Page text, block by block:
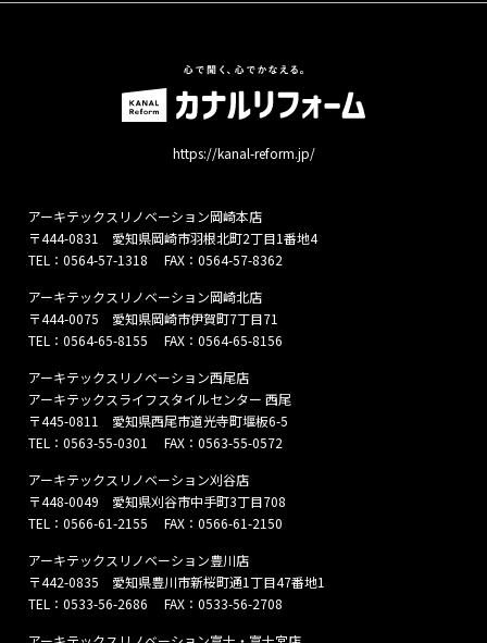
https://kanal-reform.jp/
アーキテックスリノベーション岡崎本店
〒444-0831 愛知県岡崎市羽根北町2丁目1番地4
TEL： 0564-57-1318 FAX：0564-57-8362
アーキテックスリノベーション岡崎北店
〒444-0075 愛知県岡崎市伊賀町7丁目71
TEL： 0564-65-8155 FAX：0564-65-8156
アーキテックスリノベーション西尾店
アーキテックスライフスタイルセンター 西尾
〒445-0811 愛知県西尾市道光寺町堰板6-5
TEL： 0563-55-0301
FAX：0563-55-0572
アーキテックスリノベーション刈谷店
〒448-0049 愛知県刈谷市中手町3丁目708
TEL： 0566-61-2155 FAX：0566-61-2150
アーキテックスリノベーション豊川店
〒442-0835 愛知県豊川市新桜町通1丁目47番地1
TEL： 0533-56-2686 FAX：0533-56-2708